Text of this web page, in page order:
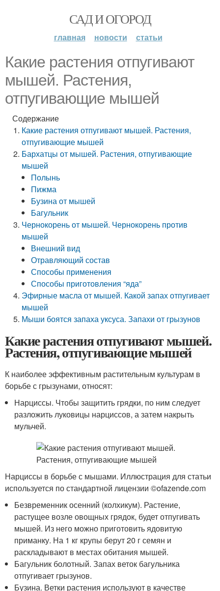
САД И ОГОРОД
главная новости статьи
Какие растения отпугивают
мышей. Растения,
отпугивающие мышей
Содержание
Какие растения отпугивают мышей. Растения,
отпугивающие мышей
Бархатцы от мышей. Растения, отпугивающие
мышей
Полынь
Пижма
Бузина от мышей
Багульник
Чернокорень от мышей. Чернокорень против
мышей
Внешний вид
Отравляющий состав
Способы применения
Способы приготовления “яда”
Эфирные масла от мышей. Какой запах отпугивает
мышей
Мыши боятся запаха уксуса. Запахи от грызунов
Какие растения отпугивают мышей.
Растения, отпугивающие мышей
К наиболее эффективным растительным культурам в
борьбе с грызунами, относят:
Нарциссы. Чтобы защитить грядки, по ним следует
разложить луковицы нарциссов, а затем накрыть
мульчей.
Нарциссы в борьбе с мышами. Иллюстрация для статьи
используется по стандартной лицензии ©ofazende.com
Безвременник осенний (колхикум). Растение,
растущее возле овощных грядок, будет отпугивать
мышей. Из него можно приготовить ядовитую
приманку. На 1 кг крупы берут 20 г семян и
раскладывают в местах обитания мышей.
Багульник болотный. Запах веток багульника
отпугивает грызунов.
Бузина. Ветки растения используют в качестве